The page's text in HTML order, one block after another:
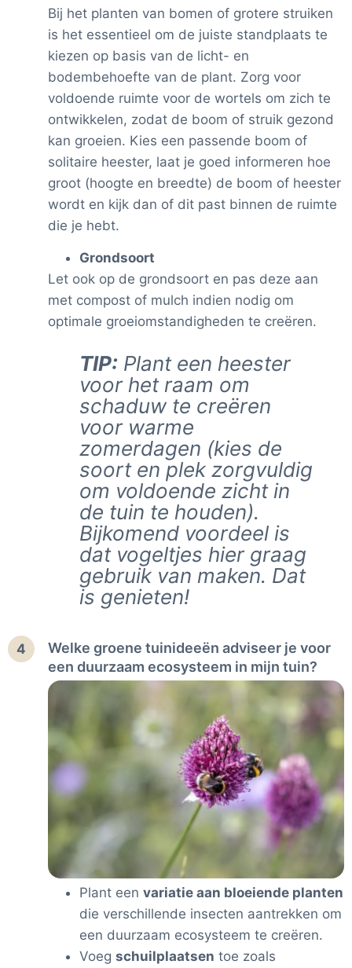
Bij het planten van bomen of grotere struiken
is het essentieel om de juiste standplaats te
kiezen op basis van de licht- en
bodembehoefte van de plant. Zorg voor
voldoende ruimte voor de wortels om zich te
ontwikkelen, zodat de boom of struik gezond
kan groeien. Kies een passende boom of
solitaire heester, laat je goed informeren hoe
groot (hoogte en breedte) de boom of heester
wordt en kijk dan of dit past binnen de ruimte
die je hebt.
Grondsoort
Let ook op de grondsoort en pas deze aan
met compost of mulch indien nodig om
optimale groeiomstandigheden te creëren.
TIP: Plant een heester
voor het raam om
schaduw te creëren
voor warme
zomerdagen (kies de
soort en plek zorgvuldig
om voldoende zicht in
de tuin te houden).
Bijkomend voordeel is
dat vogeltjes hier graag
gebruik van maken. Dat
is genieten!
4
Welke groene tuinideeën adviseer je voor
een duurzaam ecosysteem in mijn tuin?
Plant een variatie aan bloeiende planten
die verschillende insecten aantrekken om
een duurzaam ecosysteem te creëren.
Voeg schuilplaatsen toe zoals